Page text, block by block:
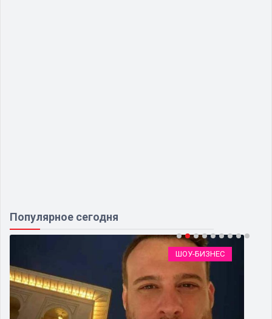
Популярное сегодня
ШОУ-БИЗНЕС